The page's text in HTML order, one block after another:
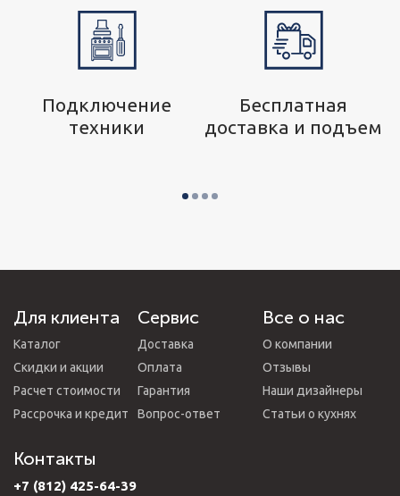
Подключение
техники
Бесплатная
доставка и подъем
Для клиента
Каталог
Скидки и акции
Расчет стоимости
Рассрочка и кредит
Сервис
Доставка
Оплата
Гарантия
Вопрос-ответ
Все о нас
О компании
Отзывы
Наши дизайнеры
Статьи о кухнях
Контакты
+7 (812) 425-64-39